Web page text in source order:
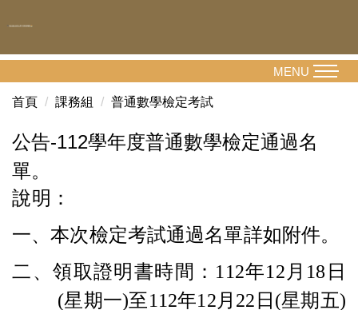
到
容
MENU
首頁 課務組 普通數學檢定考試
公告-112學年度普通數學檢定通過名
單。
說明：
一、本次檢定考試通過名單詳如附件。
二、領取證明書時間：112年12月18日
(星期一)至112年12月22日(星期五)